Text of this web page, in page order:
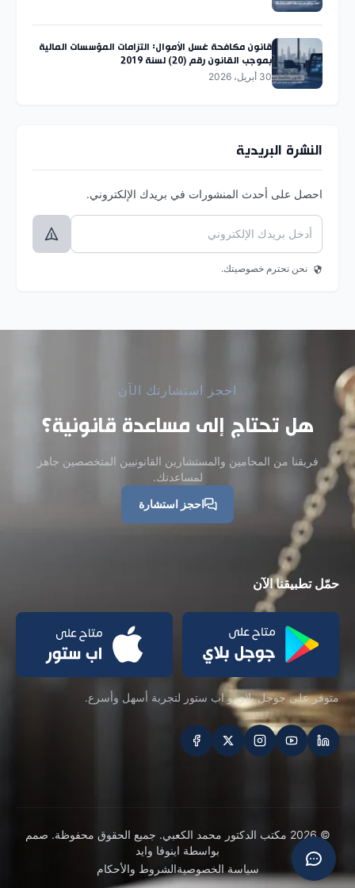
قانون مكافحة غسل الأموال: التزامات المؤسسات المالية
بموجب القانون رقم (20) لسنة 2019
30 أبريل، 2026
النشرة البريدية
احصل على أحدث المنشورات في بريدك الإلكتروني.
نحن نحترم خصوصيتك.
احجز استشارتك الآن
هل تحتاج إلى مساعدة قانونية؟
فريقنا من المحامين والمستشارين القانونيين المتخصصين جاهز
لمساعدتك.
احجز استشارة
حمّل تطبيقنا الآن
متوفر على جوجل بلاي و اب ستور لتجربة أسهل وأسرع.
تابعنا على
© 2026 مكتب الدكتور محمد الكعبي. جميع الحقوق محفوظة.
صمم
بواسطة اينوفا وايد
سياسة الخصوصيةالشروط والأحكام